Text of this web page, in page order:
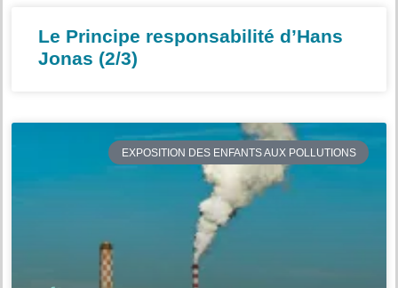
Le Principe responsabilité d’Hans
Jonas (2/3)
EXPOSITION DES ENFANTS AUX POLLUTIONS